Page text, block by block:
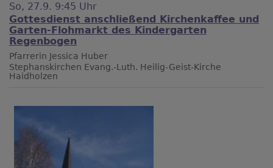
So, 27.9. 9:45 Uhr
Gottesdienst anschließend Kirchenkaffee und
Garten-Flohmarkt des Kindergarten
Regenbogen
Pfarrerin Jessica Huber
Stephanskirchen Evang.-Luth. Heilig-Geist-Kirche
Haidholzen